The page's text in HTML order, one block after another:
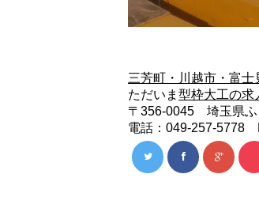
三芳町・川越市・富士
ただいま 型枠大工の求
〒356-0045 埼玉県ふ
電話：049-257-5778